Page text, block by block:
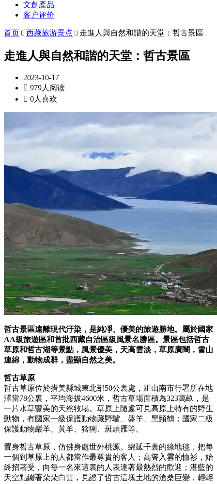
文創產品
客户评价
首页  西藏旅游景点  走進人與自然和諧的天堂：哲古景區
走進人與自然和諧的天堂：哲古景區
2023-10-17
 979人阅读
 0人喜欢
哲古景區遠離現代汙染，是純凈、優美的旅遊勝地。屬於國家
AA級旅遊區和首批西藏自治區級風景名勝區。景區包括哲古
草原和哲古湖等景點，風景優美，天高雲淡，草原廣闊，雪山
連綿，動物成群，盡顯自然之美。
哲古草原
哲古草原位於措美縣城東北部50公裏處，距山南市行署所在地
澤當78公裏，平均海拔4600米，哲古草場面積為323萬畝，是
一片水草豐美的天然牧場。草原上隨處可見高原上特有的野生
動物，有國家一級保護動物藏野驢、盤羊、黑頸鶴；國家二級
保護動物巖羊、黃羊、猞猁、斑頭雁等。
置身哲古草原，仿佛身處世外桃源。綿延千裏的綠地毯，把每
一個到草原上的人都當作最尊貴的客人；高聳入雲的恤衫，始
終招著受，向每一名來這裏的人表達著最熱烈的歡迎；湛藍的
天空點綴著朵朵白雲，見證了哲古這塊土地的滄桑巨變，輕輕